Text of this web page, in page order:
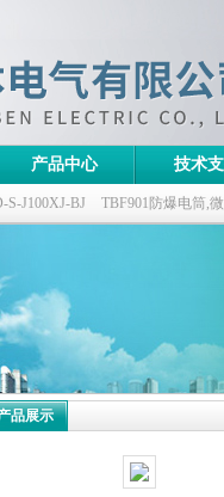
产品中心 技术
J100XJ-BJ TBF901防爆电筒,
,三防无极灯
品展示